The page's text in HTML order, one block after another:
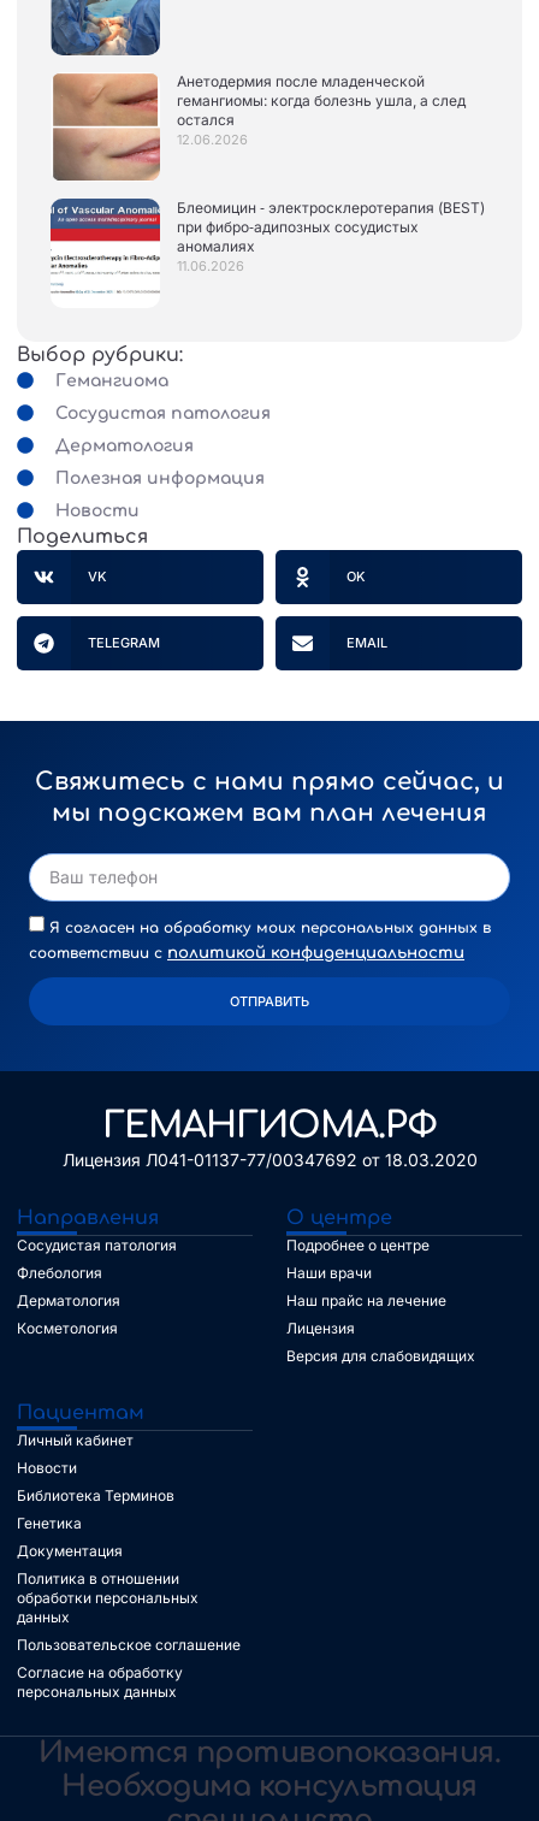
Анетодермия после младенческой
гемангиомы: когда болезнь ушла, а след
остался
12.06.2026
Блеомицин ‑ электросклеротерапия (BEST)
при фибро‑адипозных сосудистых
аномалиях
11.06.2026
Выбор рубрики:
Гемангиома
Сосудистая патология
Дерматология
Полезная информация
Новости
Поделиться
VK OK
TELEGRAM EMAIL
Свяжитесь с нами прямо сейчас, и
мы подскажем вам план лечения
Я согласен на обработку моих персональных данных в
соответствии с политикой конфиденциальности
ОТПРАВИТЬ
ГЕМАНГИОМА.РФ
Лицензия Л041-01137-77/00347692 от 18.03.2020
Направления
Сосудистая патология
Флебология
Дерматология
Косметология
О центре
Подробнее о центре
Наши врачи
Наш прайс на лечение
Лицензия
Версия для слабовидящих
Пациентам
Личный кабинет
Новости
Библиотека Терминов
Генетика
Документация
Политика в отношении
обработки персональных
данных
Пользовательское соглашение
Согласие на обработку
персональных данных
Имеются противопоказания.
Необходима консультация